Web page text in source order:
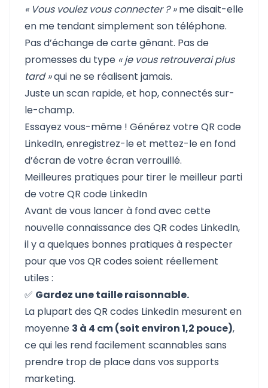
« Vous voulez vous connecter ? »me disait-elle
en me tendant simplement son téléphone.
Pas d’échange de carte gênant. Pas de
promesses du type « je vous retrouverai plus
tard »qui ne se réalisent jamais.
Juste un scan rapide, et hop, connectés sur-
le-champ.
Essayez vous-même ! Générez votre QR code
LinkedIn, enregistrez-le et mettez-le en fond
d’écran de votre écran verrouillé.
Meilleures pratiques pour tirer le meilleur parti
de votre QR code LinkedIn
Avant de vous lancer à fond avec cette
nouvelle connaissance des QR codes LinkedIn,
il y a quelques bonnes pratiques à respecter
pour que vos QR codes soient réellement
utiles :
✅ Gardez une taille raisonnable.
La plupart des QR codes LinkedIn mesurent en
moyenne 3 à 4 cm (soit environ 1,2 pouce),
ce qui les rend facilement scannables sans
prendre trop de place dans vos supports
marketing.